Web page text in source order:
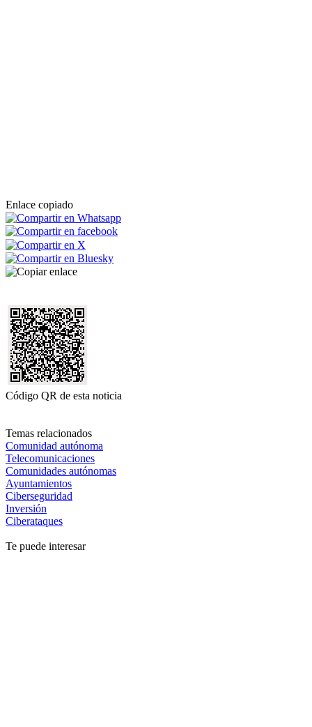
Enlace copiado
Código QR de esta noticia
Temas relacionados
Comunidad autónoma
Telecomunicaciones
Comunidades autónomas
Ayuntamientos
Ciberseguridad
Inversión
Ciberataques
Te puede interesar